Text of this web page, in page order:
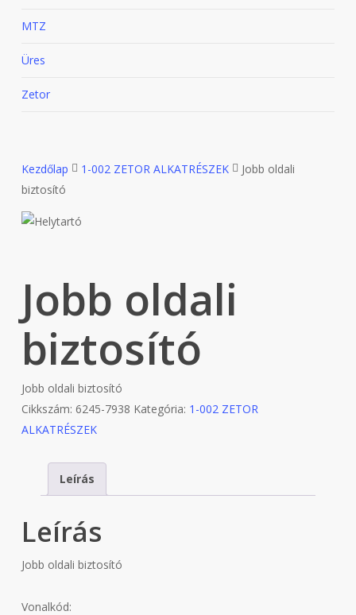
MTZ
Üres
Zetor
Kezdőlap 1-002 ZETOR ALKATRÉSZEK
Jobb oldali
biztosító
Jobb oldali
biztosító
Jobb oldali biztosító
Cikkszám: 6245-7938 Kategória: 1-002 ZETOR
ALKATRÉSZEK
Leírás
Leírás
Jobb oldali biztosító
Vonalkód: